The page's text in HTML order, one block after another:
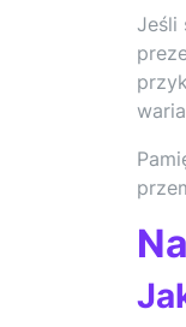
Jeśli